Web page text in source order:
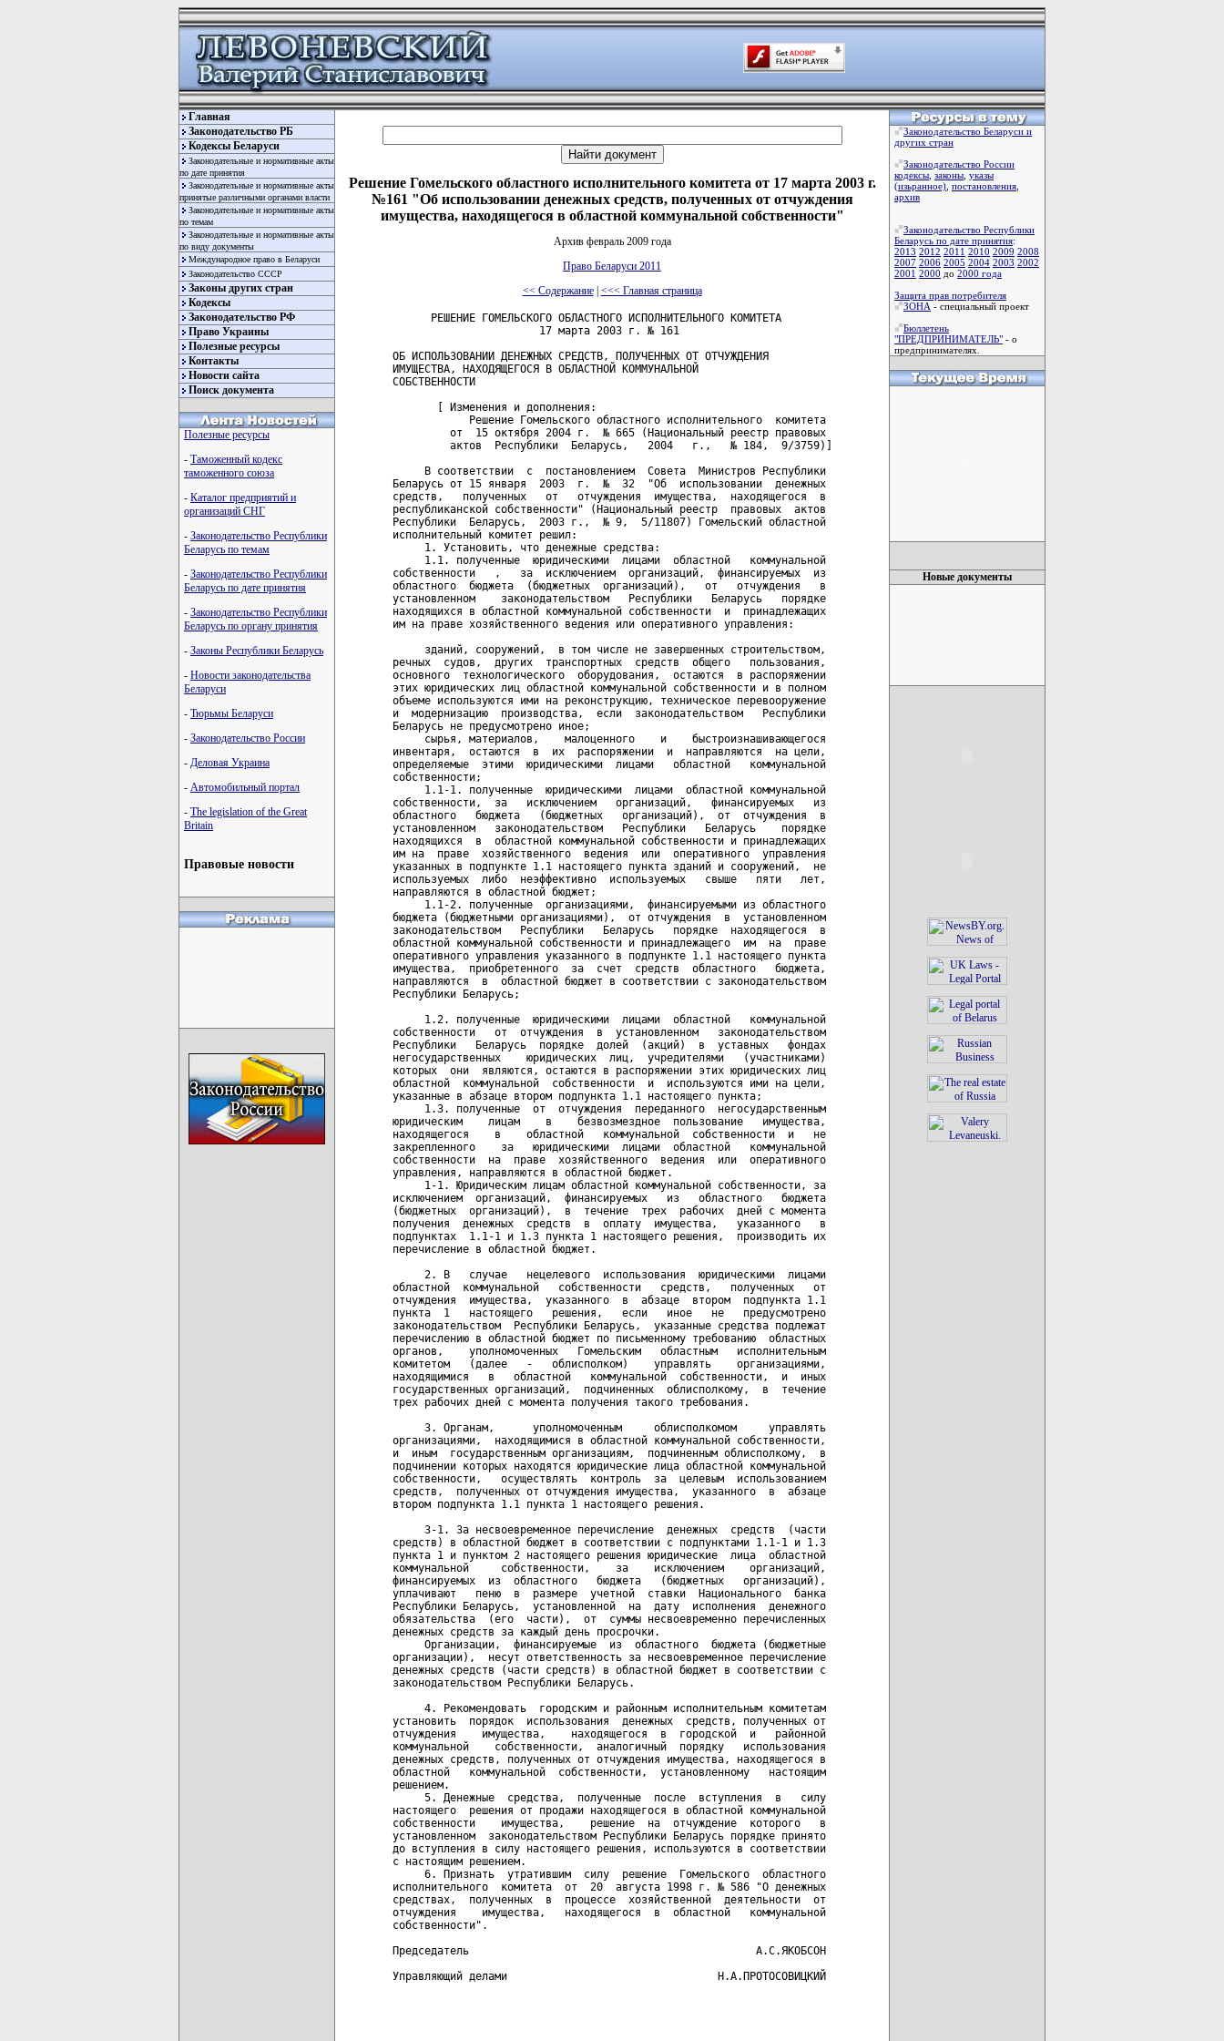
Главная
Законодательство РБ
Кодексы Беларуси
Законодательные и нормативные акты
по дате принятия
Законодательные и нормативные акты
принятые различными органами власти
Законодательные и нормативные акты
по темам
Законодательные и нормативные акты
по виду документы
Международное право в Беларуси
Законодательство СССР
Законы других стран
Кодексы
Законодательство РФ
Право Украины
Полезные ресурсы
Контакты
Новости сайта
Поиск документа
Полезные ресурсы
- Таможенный кодекс
таможенного союза
- Каталог предприятий и
организаций СНГ
- Законодательство Республики
Беларусь по темам
- Законодательство Республики
Беларусь по дате принятия
- Законодательство Республики
Беларусь по органу принятия
- Законы Республики Беларусь
- Новости законодательства
Беларуси
- Тюрьмы Беларуси
- Законодательство России
- Деловая Украина
- Автомобильный портал
- The legislation of the Great
Britain
Правовые новости
Решение Гомельского областного исполнительного комитета от 17 марта 2003 г.
№161 "Об использовании денежных средств, полученных от отчуждения
имущества, находящегося в областной коммунальной собственности"
Архив февраль 2009 года
Право Беларуси 2011
<< Содержание| <<< Главная страница
      РЕШЕНИЕ ГОМЕЛЬСКОГО ОБЛАСТНОГО ИСПОЛНИТЕЛЬНОГО КОМИТЕТА
                       17 марта 2003 г. № 161
ОБ ИСПОЛЬЗОВАНИИ ДЕНЕЖНЫХ СРЕДСТВ, ПОЛУЧЕННЫХ ОТ ОТЧУЖДЕНИЯ
ИМУЩЕСТВА, НАХОДЯЩЕГОСЯ В ОБЛАСТНОЙ КОММУНАЛЬНОЙ
СОБСТВЕННОСТИ
       [ Изменения и дополнения:
            Решение Гомельского областного исполнительного  комитета
         от  15 октября 2004 г.  № 665 (Национальный реестр правовых
         актов  Республики  Беларусь,   2004   г.,   № 184,  9/3759)]
     В соответствии  с  постановлением  Совета  Министров Республики
Беларусь от 15 января  2003  г.  №  32  "Об  использовании  денежных
средств,   полученных   от   отчуждения  имущества,  находящегося  в
республиканской собственности" (Национальный реестр  правовых  актов
Республики  Беларусь,  2003 г.,  № 9,  5/11807) Гомельский областной
исполнительный комитет решил:
     1. Установить, что денежные средства:
     1.1. полученные  юридическими  лицами  областной   коммунальной
собственности   ,   за  исключением  организаций,  финансируемых  из
областного  бюджета  (бюджетных  организаций),   от   отчуждения   в
установленном    законодательством   Республики   Беларусь   порядке
находящихся в областной коммунальной собственности  и  принадлежащих
им на праве хозяйственного ведения или оперативного управления:
     зданий, сооружений,  в том числе не завершенных строительством,
речных  судов,  других  транспортных  средств  общего   пользования,
основного  технологического  оборудования,  остаются  в распоряжении
этих юридических лиц областной коммунальной собственности и в полном
объеме используются ими на реконструкцию, техническое перевооружение
и  модернизацию  производства,  если  законодательством   Республики
Беларусь не предусмотрено иное;
     сырья, материалов,    малоценного    и    быстроизнашивающегося
инвентаря,  остаются  в  их  распоряжении  и  направляются  на цели,
определяемые  этими  юридическими  лицами   областной   коммунальной
собственности;
     1.1-1. полученные  юридическими  лицами  областной коммунальной
собственности,  за   исключением   организаций,   финансируемых   из
областного   бюджета   (бюджетных   организаций),  от  отчуждения  в
установленном   законодательством   Республики   Беларусь    порядке
находящихся  в  областной коммунальной собственности и принадлежащих
им на  праве  хозяйственного  ведения  или  оперативного  управления
указанных в подпункте 1.1 настоящего пункта зданий и сооружений,  не
используемых  либо  неэффективно  используемых   свыше   пяти   лет,
направляются в областной бюджет;
     1.1-2. полученные  организациями,  финансируемыми из областного
бюджета (бюджетными организациями),  от отчуждения  в  установленном
законодательством   Республики   Беларусь   порядке  находящегося  в
областной коммунальной собственности и принадлежащего  им  на  праве
оперативного управления указанного в подпункте 1.1 настоящего пункта
имущества,  приобретенного  за  счет  средств  областного   бюджета,
направляются  в  областной бюджет в соответствии с законодательством
Республики Беларусь;
     1.2. полученные  юридическими  лицами  областной   коммунальной
собственности   от  отчуждения  в  установленном   законодательством
Республики   Беларусь  порядке  долей  (акций)  в  уставных   фондах
негосударственных    юридических  лиц,  учредителями   (участниками)
которых  они  являются, остаются в распоряжении этих юридических лиц
областной  коммунальной  собственности  и  используются ими на цели,
указанные в абзаце втором подпункта 1.1 настоящего пункта;
     1.3. полученные  от  отчуждения  переданного  негосударственным
юридическим    лицам    в    безвозмездное  пользование   имущества,
находящегося    в    областной   коммунальной  собственности  и   не
закрепленного    за   юридическими  лицами  областной   коммунальной
собственности  на  праве  хозяйственного  ведения  или  оперативного
управления, направляются в областной бюджет.
     1-1. Юридическим лицам областной коммунальной собственности, за
исключением  организаций,  финансируемых   из   областного   бюджета
(бюджетных  организаций),  в  течение  трех  рабочих  дней с момента
получения  денежных  средств  в  оплату  имущества,   указанного   в
подпунктах  1.1-1 и 1.3 пункта 1 настоящего решения,  производить их
перечисление в областной бюджет.
     2. В   случае   нецелевого  использования  юридическими  лицами
областной  коммунальной   собственности   средств,   полученных   от
отчуждения  имущества,  указанного  в  абзаце  втором  подпункта 1.1
пункта  1   настоящего   решения,   если   иное   не   предусмотрено
законодательством  Республики Беларусь,  указанные средства подлежат
перечислению в областной бюджет по письменному требованию  областных
органов,    уполномоченных   Гомельским   областным   исполнительным
комитетом   (далее   -   облисполком)    управлять    организациями,
находящимися   в   областной   коммунальной  собственности,  и  иных
государственных организаций,  подчиненных  облисполкому,  в  течение
трех рабочих дней с момента получения такого требования.
     3. Органам,      уполномоченным     облисполкомом     управлять
организациями,  находящимися в областной коммунальной собственности,
и  иным  государственным организациям,  подчиненным облисполкому,  в
подчинении которых находятся юридические лица областной коммунальной
собственности,   осуществлять  контроль  за  целевым  использованием
средств,  полученных от отчуждения имущества,  указанного  в  абзаце
втором подпункта 1.1 пункта 1 настоящего решения.
     3-1. За несвоевременное перечисление  денежных  средств  (части
средств) в областной бюджет в соответствии с подпунктами 1.1-1 и 1.3
пункта 1 и пунктом 2 настоящего решения юридические  лица  областной
коммунальной     собственности,    за    исключением    организаций,
финансируемых  из  областного   бюджета   (бюджетных   организаций),
уплачивают   пеню  в  размере  учетной  ставки  Национального  банка
Республики Беларусь,  установленной  на  дату  исполнения  денежного
обязательства  (его  части),  от  суммы несвоевременно перечисленных
денежных средств за каждый день просрочки.
     Организации,  финансируемые  из  областного  бюджета (бюджетные
организации),  несут ответственность за несвоевременное перечисление
денежных средств (части средств) в областной бюджет в соответствии с
законодательством Республики Беларусь.
     4. Рекомендовать  городским и районным исполнительным комитетам
установить  порядок  использования  денежных  средств, полученных от
отчуждения    имущества,    находящегося  в  городской  и   районной
коммунальной    собственности,  аналогичный  порядку   использования
денежных средств, полученных от отчуждения имущества, находящегося в
областной   коммунальной  собственности,  установленному   настоящим
решением.
     5. Денежные  средства,  полученные  после  вступления  в   силу
настоящего  решения от продажи находящегося в областной коммунальной
собственности    имущества,    решение  на  отчуждение  которого   в
установленном  законодательством Республики Беларусь порядке принято
до вступления в силу настоящего решения, используются в соответствии
с настоящим решением.
     6. Признать  утратившим  силу  решение  Гомельского  областного
исполнительного  комитета  от  20  августа 1998 г. № 586 "О денежных
средствах,  полученных  в  процессе  хозяйственной  деятельности  от
отчуждения    имущества,   находящегося  в  областной   коммунальной
собственности".
Председатель                                             А.С.ЯКОБСОН
Управляющий делами                                 Н.А.ПРОТОСОВИЦКИЙ
Законодательство Беларуси и
других стран
Законодательство России
кодексы законы указы
(изьранное) постановления
архив
Законодательство Республики
Беларусь по дате принятия:
2013 2012 2011 2010 2009 2008
2007 2006 2005 2004 2003 2002
2001 2000 до 2000 года
Защита прав потребителя
ЗОНА - специальный проект
Бюллетень
"ПРЕДПРИНИМАТЕЛЬ" - о
предпринимателях.
Новые документы